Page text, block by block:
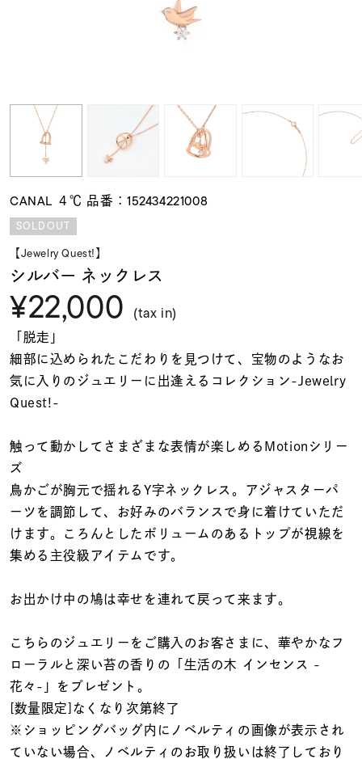
誕生石
モチーフ
石の色
ファッションテイス
ト
着用シーン
コレクション
レディース
リングサイズ
メンズ
リングサイズ
～
価格 ¥0
在庫 在庫ありのみ すべて表示
CANAL ４℃ 品番：152434221008
SOLDOUT
【Jewelry Quest!】
シルバー ネックレス
¥22,000 (tax in)
「脱走」
細部に込められたこだわりを見つけて、宝物のようなお
気に入りのジュエリーに出逢えるコレクション-Jewelry
Quest!-
触って動かしてさまざまな表情が楽しめるMotionシリー
ズ
鳥かごが胸元で揺れるY字ネックレス。アジャスターパ
ーツを調節して、お好みのバランスで身に着けていただ
けます。ころんとしたボリュームのあるトップが視線を
集める主役級アイテムです。
お出かけ中の鳩は幸せを連れて戻って来ます。
こちらのジュエリーをご購入のお客さまに、華やかなフ
ローラルと深い苔の⾹りの「生活の木 インセンス -
花々-」をプレゼント。
[数量限定]なくなり次第終了
※ショッピングバッグ内にノベルティの画像が表示され
ていない場合、ノベルティのお取り扱いは終了しており